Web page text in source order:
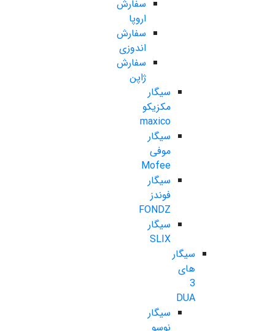
سفارش
اروپا
سفارش
اندوزی
سفارش
ژاپن
سیگار
مکزیکو
maxico
سیگار
موفی
Mofee
سیگار
فوندز
FONDZ
سیگار
SLIX
سیگار
های
3
DUA
سیگار
نوسو